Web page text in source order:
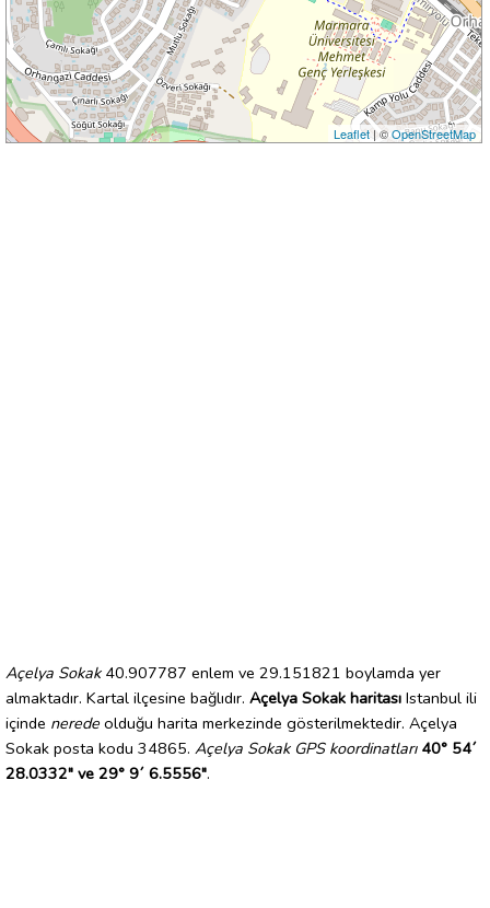
Leaflet| ©OpenStreetMap
Açelya Sokak40.907787 enlem ve 29.151821 boylamda yer
almaktadır. Kartal ilçesine bağlıdır. Açelya Sokak haritası Istanbul ili
içinde nerede olduğu harita merkezinde gösterilmektedir. Açelya
Sokak posta kodu 34865. Açelya Sokak GPS koordinatları 40° 54´
28.0332" ve 29° 9´ 6.5556".